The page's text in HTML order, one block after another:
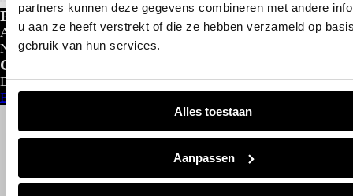
partners kunnen deze gegevens combineren met andere
u aan ze heeft verstrekt of die ze hebben verzameld op
gebruik van hun services.
Alles toestaan
Aanpassen
Private lease
Al gedacht aan private lease?
Nu al vanaf€299- p/m
Configureer nu
Direct leverbaar
Bekijk aanbod